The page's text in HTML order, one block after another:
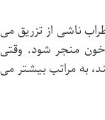
ناشی از تزریق می
خون منجر شود. وقتی
به مراتب بیشتر می